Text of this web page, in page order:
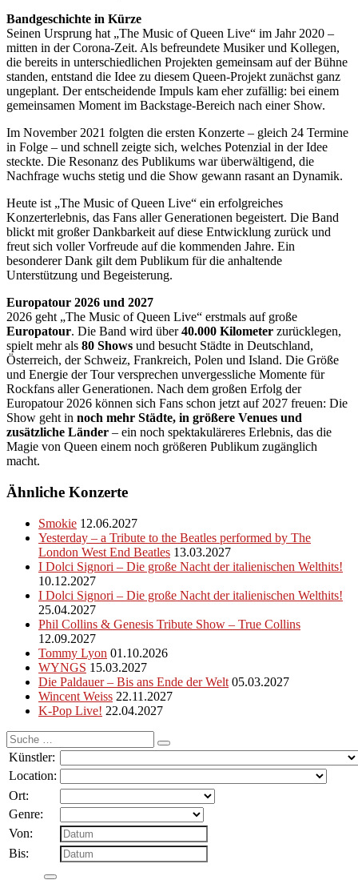
Bandgeschichte in Kürze
Seinen Ursprung hat „The Music of Queen Live“ im Jahr 2020 –
mitten in der Corona-Zeit. Als befreundete Musiker und Kollegen,
die bereits in unterschiedlichen Projekten gemeinsam auf der Bühne
standen, entstand die Idee zu diesem Queen-Projekt zunächst ganz
ungeplant. Der entscheidende Impuls kam eher zufällig: bei einem
gemeinsamen Moment im Backstage-Bereich nach einer Show.
Im November 2021 folgten die ersten Konzerte – gleich 24 Termine
in Folge – und schnell zeigte sich, welches Potenzial in der Idee
steckte. Die Resonanz des Publikums war überwältigend, die
Nachfrage wuchs stetig und die Show gewann rasant an Dynamik.
Heute ist „The Music of Queen Live“ ein erfolgreiches
Konzerterlebnis, das Fans aller Generationen begeistert. Die Band
blickt mit großer Dankbarkeit auf diese Entwicklung zurück und
freut sich voller Vorfreude auf die kommenden Jahre. Ein
besonderer Dank gilt dem Publikum für die anhaltende
Unterstützung und Begeisterung.
Europatour 2026 und 2027
2026 geht „The Music of Queen Live“ erstmals auf große
Europatour. Die Band wird über40.000 Kilometer zurücklegen,
spielt mehr als 80 Shows und besucht Städte in Deutschland,
Österreich, der Schweiz, Frankreich, Polen und Island. Die Größe
und Energie der Tour versprechen unvergessliche Momente für
Rockfans aller Generationen. Nach dem großen Erfolg der
Europatour 2026 können sich Fans schon jetzt auf 2027 freuen: Die
Show geht in noch mehr Städte, in größere Venues und
zusätzliche Länder – ein noch spektakuläreres Erlebnis, das die
Magie von Queen einem noch größeren Publikum zugänglich
macht.
Ähnliche Konzerte
Smokie 12.06.2027
Yesterday – a Tribute to the Beatles performed by The
London West End Beatles 13.03.2027
I Dolci Signori – Die große Nacht der italienischen Welthits!
10.12.2027
I Dolci Signori – Die große Nacht der italienischen Welthits!
25.04.2027
Phil Collins & Genesis Tribute Show – True Collins
12.09.2027
Tommy Lyon 01.10.2026
WYNGS 15.03.2027
Die Paldauer – Bis ans Ende der Welt 05.03.2027
Wincent Weiss 22.11.2027
K-Pop Live! 22.04.2027
Suche
nach:
Künstler:
Location:
Ort:
Genre:
Von:
Bis: